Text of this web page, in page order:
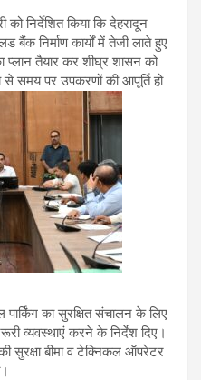
को निर्देशित किया कि देहरादून
निर्माण कार्यों में तेजी लाते हुए
तैयार कर शीघ्र शासन को
समय पर उपकरणों की आपूर्ति हो
का सुरक्षित संचालन के लिए
व्यवस्थाएं करने के निर्देश दिए।
सुरक्षा बीमा व टेक्निकल ऑपरेटर